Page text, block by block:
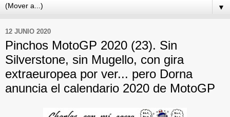
▼
12 JUNIO 2020
Pinchos MotoGP 2020 (23). Sin
Silverstone, sin Mugello, con gira
extraeuropea por ver... pero Dorna
anuncia el calendario 2020 de MotoGP